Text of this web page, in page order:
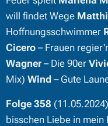
will findet Wege
Hoffnungsschwimmer
Cicero – Frauen
Wagner – Die 90er
Mix) Wind – Gute
Folge 358
bisschen Liebe in mein